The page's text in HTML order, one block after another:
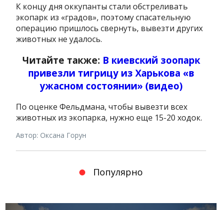
К концу дня оккупанты стали обстреливать
экопарк из «градов», поэтому спасательную
операцию пришлось свернуть, вывезти других
животных не удалось.
Читайте также: В киевский зоопарк
привезли тигрицу из Харькова «в
ужасном состоянии» (видео)
По оценке Фельдмана, чтобы вывезти всех
животных из экопарка, нужно еще 15-20 ходок.
Автор: Оксана Горун
Популярно